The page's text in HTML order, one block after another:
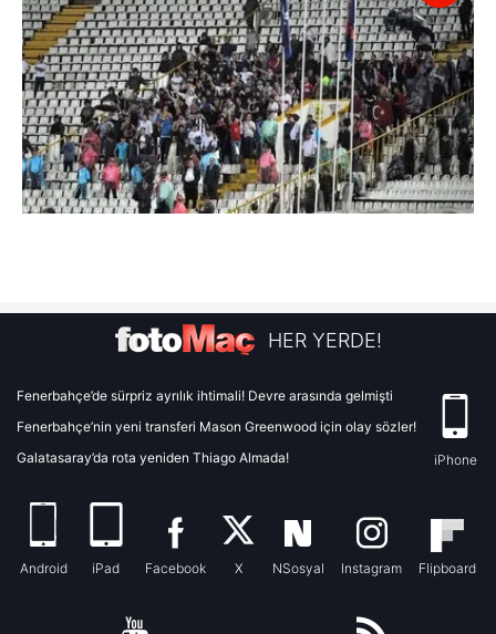
HER YERDE!
Fenerbahçe’de sürpriz ayrılık ihtimali! Devre arasında gelmişti
Fenerbahçe’nin yeni transferi Mason Greenwood için olay sözler!
Galatasaray’da rota yeniden Thiago Almada!
iPhone
Android iPad Facebook X NSosyal Instagram Flipboard